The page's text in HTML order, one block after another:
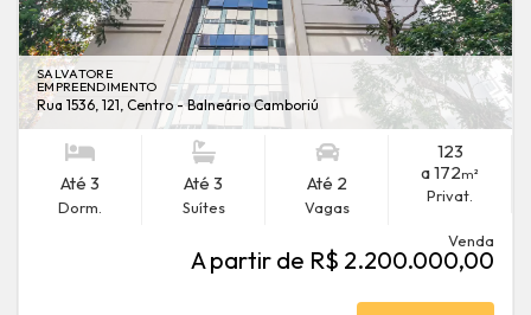
SALVATORE
EMPREENDIMENTO
Rua 1536, 121, Centro - Balneário Camboriú
Até 3
Dorm.
Até 3
Suítes
Até 2
Vagas
123
a 172m²
Privat.
Venda
A partir de R$ 2.200.000,00